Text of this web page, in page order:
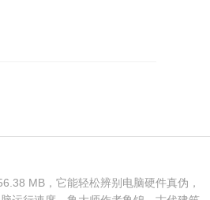
MB，它能轻松辨别电脑硬件真伪，